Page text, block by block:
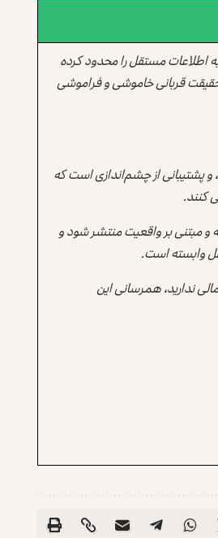
مستقل را محدود کرده
قربانی خاموشی و فراموشی
پشتیبانی از چشم‌اندازی است که
کنند.
و مبتنی بر واقعیت منتشر شود و
وابسته است.
ندارید، همرسانی این